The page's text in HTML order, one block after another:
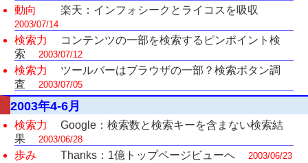
動向 楽天：インフォシークとライコスを吸収
2003/07/14
検索力
コンテンツの一部を検索するピンポイント検
索
2003/07/12
検索力
ツールバーはブラウザの一部？検索ボタン調
査
2003/07/05
2003年4-6月
検索力
Google：検索数と検索キーを含まない検索結
果
2003/06/28
歩み Thanks：1億トップページビューへ 2003/06/23